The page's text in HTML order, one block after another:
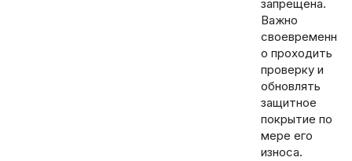
запрещена.
Важно
своевременн
о проходить
проверку и
обновлять
защитное
покрытие по
мере его
износа.